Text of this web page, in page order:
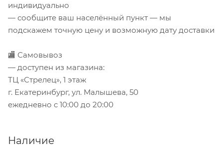
индивидуально
— сообщите ваш населённый пункт — мы
подскажем точную цену и возможную дату доставки
🏬 Самовывоз
— доступен из магазина:
ТЦ «Стрелец», 1 этаж
г. Екатеринбург, ул. Малышева, 50
ежедневно с 10:00 до 20:00
Наличие